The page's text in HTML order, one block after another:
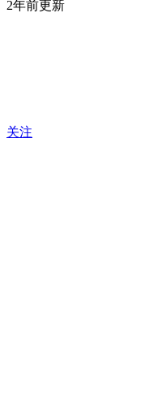
2年前更新
关注